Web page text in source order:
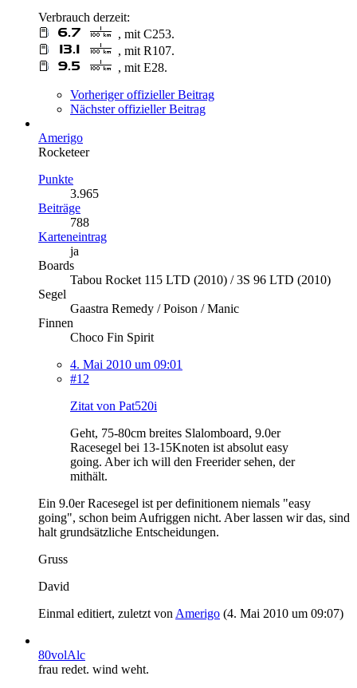
Verbrauch derzeit:
, mit C253.
, mit R107.
, mit E28.
Vorheriger offizieller Beitrag
Nächster offizieller Beitrag
Amerigo
Rocketeer
Punkte
3.965
Beiträge
788
Karteneintrag
ja
Boards
Tabou Rocket 115 LTD (2010) / 3S 96 LTD (2010)
Segel
Gaastra Remedy / Poison / Manic
Finnen
Choco Fin Spirit
4. Mai 2010 um 09:01
#12
Zitat von Pat520i
Geht, 75-80cm breites Slalomboard, 9.0er
Racesegel bei 13-15Knoten ist absolut easy
going. Aber ich will den Freerider sehen, der
mithält.
Ein 9.0er Racesegel ist per definitionem niemals "easy
going", schon beim Aufriggen nicht. Aber lassen wir das, sind
halt grundsätzliche Entscheidungen.
Gruss
David
Einmal editiert, zuletzt von Amerigo (4. Mai 2010 um 09:07)
80volAlc
frau redet. wind weht.